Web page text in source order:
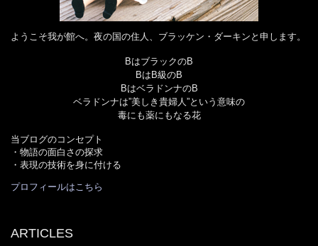
ようこそ我が館へ。夜の国の住人、ブラッケン・ダーキンと申します。
BはブラックのB
BはB級のB
BはベラドンナのB
ベラドンナは”美しき貴婦人”という意味の
毒にも薬にもなる花
当ブログのコンセプト
・物語の面白さの探求
・表現の技術を身に付ける
プロフィールはこちら
ARTICLES